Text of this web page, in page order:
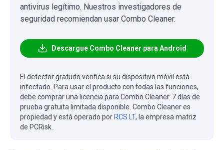
antivirus legítimo. Nuestros investigadores de
seguridad recomiendan usar Combo Cleaner.
Descargue Combo Cleaner para Android
El detector gratuito verifica si su dispositivo móvil está
infectado. Para usar el producto con todas las funciones,
debe comprar una licencia para Combo Cleaner. 7 días de
prueba gratuita limitada disponible. Combo Cleaner es
propiedad y está operado porRCS LT, la empresa matriz
de PCRisk.